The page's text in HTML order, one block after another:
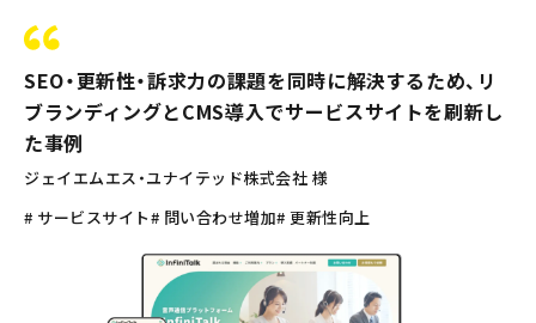
SEO・更新性・訴求力の課題を同時に解決するため、リ
ブランディングとCMS導入でサービスサイトを刷新し
た事例
ジェイエムエス・ユナイテッド株式会社 様
# サービスサイト# 問い合わせ増加# 更新性向上